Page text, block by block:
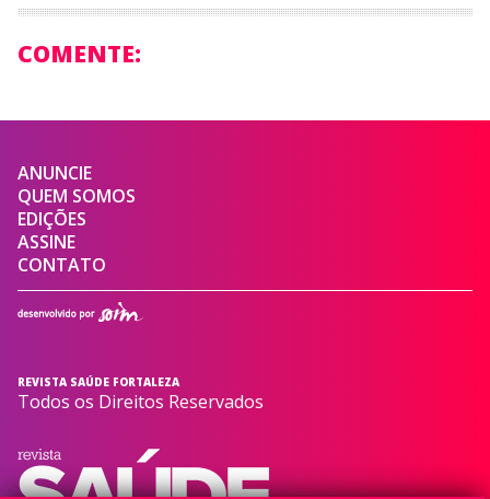
COMENTE:
ANUNCIE
QUEM SOMOS
EDIÇÕES
ASSINE
CONTATO
REVISTA SAÚDE FORTALEZA
Todos os Direitos Reservados